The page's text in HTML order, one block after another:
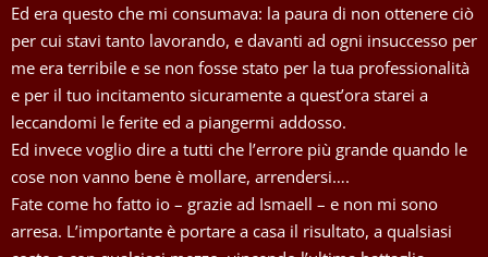
Ed era questo che mi consumava: la paura di non ottenere ciò
per cui stavi tanto lavorando, e davanti ad ogni insuccesso per
me era terribile e se non fosse stato per la tua professionalità
e per il tuo incitamento sicuramente a quest’ora starei a
leccandomi le ferite ed a piangermi addosso.
Ed invece voglio dire a tutti che l’errore più grande quando le
cose non vanno bene è mollare, arrendersi….
Fate come ho fatto io – grazie ad Ismaell – e non mi sono
arresa. L’importante è portare a casa il risultato, a qualsiasi